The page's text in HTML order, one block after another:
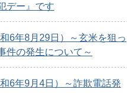
デー』です
6年8月29日）～玄米を狙っ
件の発生について～
6年9月4日）～詐欺電話発